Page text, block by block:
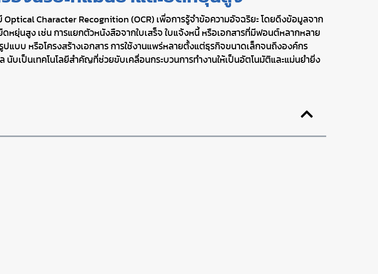
Character Recognition (OCR) เพื่อการรู้จำข้อความอัจฉริยะ โดยดึงข้อมูลจาก
หยุ่นสูง เช่น การแยกตัวหนังสือจากใบเสร็จ ใบแจ้งหนี้ หรือเอกสารที่มีฟอนต์หลากหลาย
ปแบบ หรือโครงสร้างเอกสาร การใช้งานแพร่หลายตั้งแต่ธุรกิจขนาดเล็กจนถึงองค์กร
นับเป็นเทคโนโลยีสำคัญที่ช่วยขับเคลื่อนกระบวนการทำงานให้เป็นอัตโนมัติและแม่นยำยิ่ง